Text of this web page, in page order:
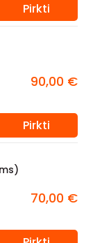
Pirkti
90,00 €
Pirkti
70,00 €